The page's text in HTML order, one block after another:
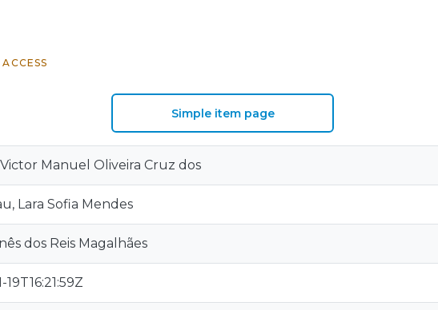
Simple item page
Manuel Oliveira Cruz dos
Lara Sofia Mendes
dos Reis Magalhães